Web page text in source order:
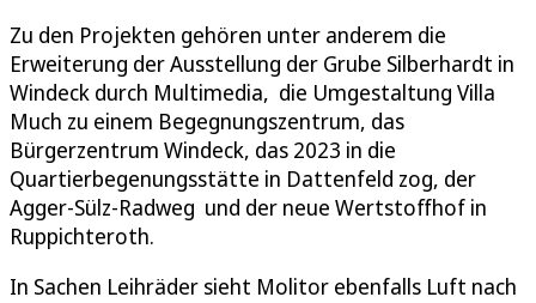
Zu den Projekten gehören unter anderem die
Erweiterung der Ausstellung der Grube Silberhardt in
Windeck durch Multimedia, die Umgestaltung Villa
Much zu einem Begegnungszentrum, das
Bürgerzentrum Windeck, das 2023 in die
Quartierbegenungsstätte in Dattenfeld zog, der
Agger-Sülz-Radweg und der neue Wertstoffhof in
Ruppichteroth.
In Sachen Leihräder sieht Molitor ebenfalls Luft nach